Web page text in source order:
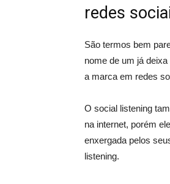
redes
São termos bem
nome de um já
a marca em redes
O social listening
na internet, porém
enxergada pelos
listening.